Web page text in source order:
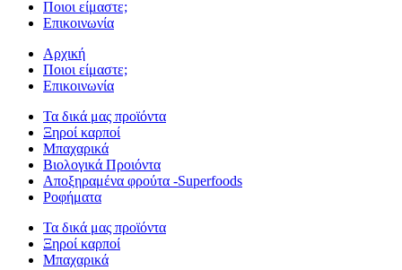
Ποιοι είμαστε;
Επικοινωνία
Αρχική
Ποιοι είμαστε;
Επικοινωνία
Τα δικά μας προϊόντα
Ξηροί καρποί
Μπαχαρικά
Βιολογικά Προιόντα
Αποξηραμένα φρούτα -Superfoods
Ροφήματα
Τα δικά μας προϊόντα
Ξηροί καρποί
Μπαχαρικά